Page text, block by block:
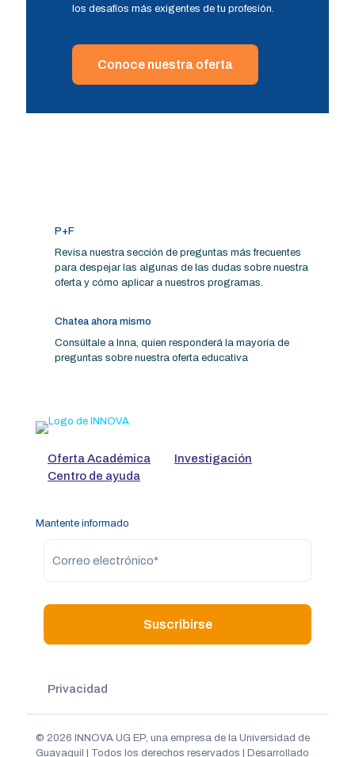
los desafíos más exigentes de tu profesión.
Conoce nuestra oferta
P+F
Revisa nuestra sección de preguntas más frecuentes
para despejar las algunas de las dudas sobre nuestra
oferta y cómo aplicar a nuestros programas.
Chatea ahora mismo
Consúltale a Inna, quien responderá la mayoría de
preguntas sobre nuestra oferta educativa
Oferta Académica
Investigación
Centro de ayuda
Mantente informado
© 2026 INNOVA UG EP, una empresa de la Universidad de
Guayaquil
| Todos los derechos reservados | Desarrollado
Privacidad